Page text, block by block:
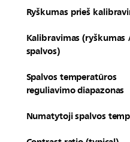
Ryškumas prieš
Kalibravimas (ryškumas
spalvos)
Spalvos temperatūros
reguliavimo diapazonas
Numatytoji spalvos